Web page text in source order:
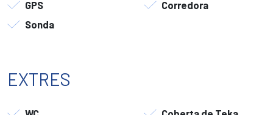
GPS
Corredora
Sonda
EXTRES